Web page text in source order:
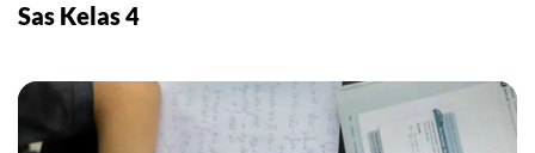
Sas Kelas 4